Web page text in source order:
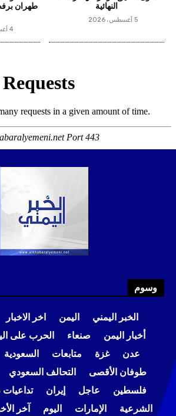
النهائية
5 أغسطس، 2026
طهران
4 أغسطس، 2026
وسوم
الخبر اليمني اليمن اخر الاخبار
أخبار اليمن
صنعاء الحرب على
عدن
غزة متابعات السعودية
طوفان الأقصى
التحالف السعودي
فلسطين
عاجل إيران
الشرعية
الإمارات اليوم آخر